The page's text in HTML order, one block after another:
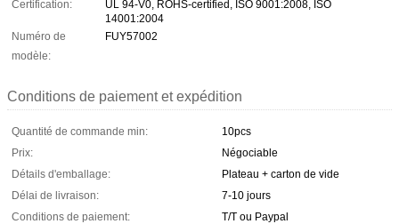
Certification:
UL 94-V0, ROHS-certified, ISO 9001:2008, ISO
14001:2004
Numéro de
modèle:
FUY57002
Conditions de paiement et expédition
Quantité de commande min:
10pcs
Prix:
Négociable
Détails d'emballage:
Plateau + carton de vide
Délai de livraison:
7-10 jours
Conditions de paiement:
T/T ou Paypal